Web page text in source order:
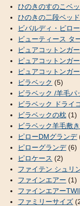
ひのきのすのこベ
ひのきの二段ベッド
ビバルディ・ピロー
ビューティース タ
ピュアコットンガ
ピュアコットンガ
ピュアコットンガ
ビラベック (5)
ビラベック /羊毛パ
ビラベック ドライ
ビラベックの枕 (1)
ビラベック羊毛敷
ピローDMグランデ
ピローグランデ(6)
ピロケース (2)
ファイテン シュリ
ファインエアー (1)
ファインエアー
ファミリーサイズ